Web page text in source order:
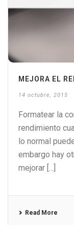
MEJORA EL
14 octubre, 2015
Formatear la
rendimiento
lo normal
embargo hay
mejorar [...]
Read More